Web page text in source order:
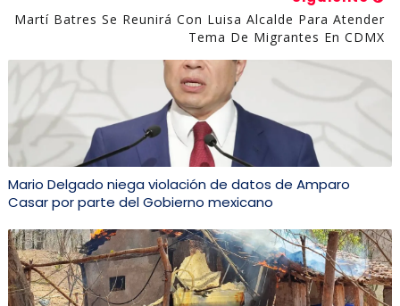
Martí Batres Se Reunirá Con Luisa Alcalde Para Atender
Tema De Migrantes En CDMX
Mario Delgado niega violación de datos de Amparo
Casar por parte del Gobierno mexicano